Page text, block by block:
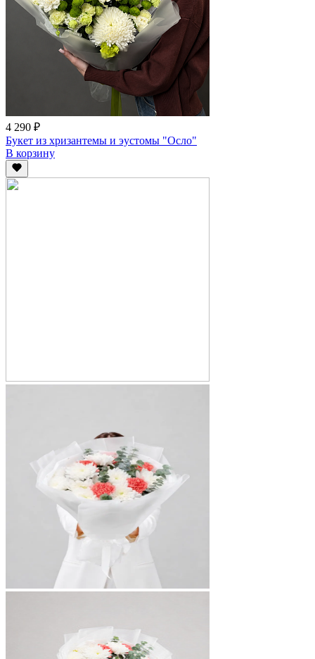
4 290 ₽
Букет из хризантемы и эустомы "Осло"
В корзину